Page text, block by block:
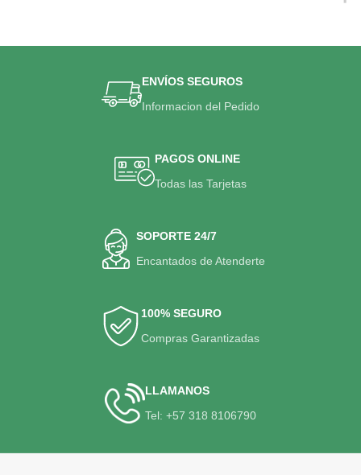
ENVÍOS SEGUROS
Informacion del Pedido
PAGOS ONLINE
Todas las Tarjetas
SOPORTE 24/7
Encantados de Atenderte
100% SEGURO
Compras Garantizadas
LLAMANOS
Tel: +57 318 8106790